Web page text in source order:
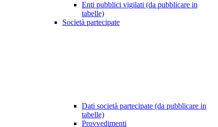
Enti pubblici vigilati (da pubblicare in
tabelle)
Società partecipate
Dati società partecipate (da pubblicare in
tabelle)
Provvedimenti